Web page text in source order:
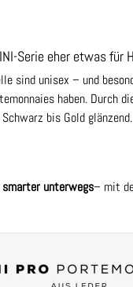
Serie eher etwas für
sind unisex – und
haben. Durch
bis Gold glänzend.
unterwegs– mit